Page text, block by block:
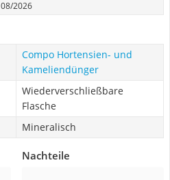
08/2026
Compo Hortensien- und
Kameliendünger
Wiederverschließbare
Flasche
Mineralisch
Nachteile